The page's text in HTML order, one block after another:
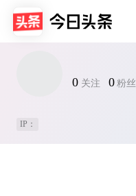
0 关注 0 粉丝
IP：